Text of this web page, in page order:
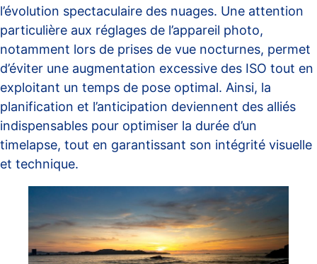
l’évolution spectaculaire des nuages. Une attention
particulière aux réglages de l’appareil photo,
notamment lors de prises de vue nocturnes, permet
d’éviter une augmentation excessive des ISO tout en
exploitant un temps de pose optimal. Ainsi, la
planification et l’anticipation deviennent des alliés
indispensables pour optimiser la durée d’un
timelapse, tout en garantissant son intégrité visuelle
et technique.